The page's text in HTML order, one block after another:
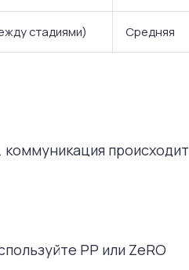
стадиями) Средняя
коммуникация происходит
PP или ZeRO